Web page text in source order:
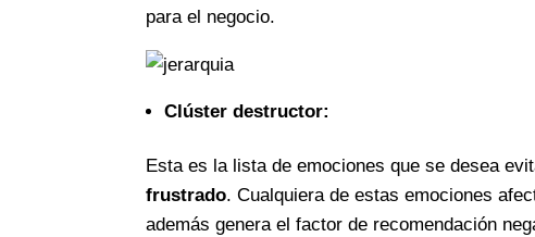
para el negocio.
Clúster destructor:
Esta es la lista de emociones que se desea
frustrado. Cualquiera de estas emociones
además genera el factor de recomendación